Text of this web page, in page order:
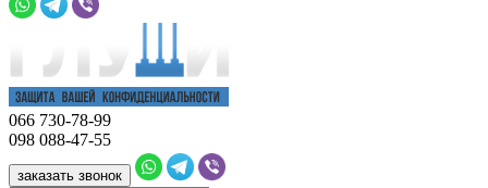
066 730-78-99
098 088-47-55
заказать звонок